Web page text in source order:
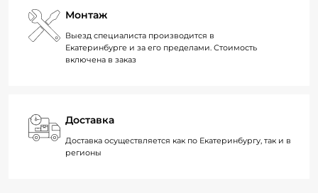
Монтаж
Выезд специалиста производится в
Екатеринбурге и за его пределами. Стоимость
включена в заказ
Доставка
Доставка осуществляется как по Екатеринбургу, так и в
регионы